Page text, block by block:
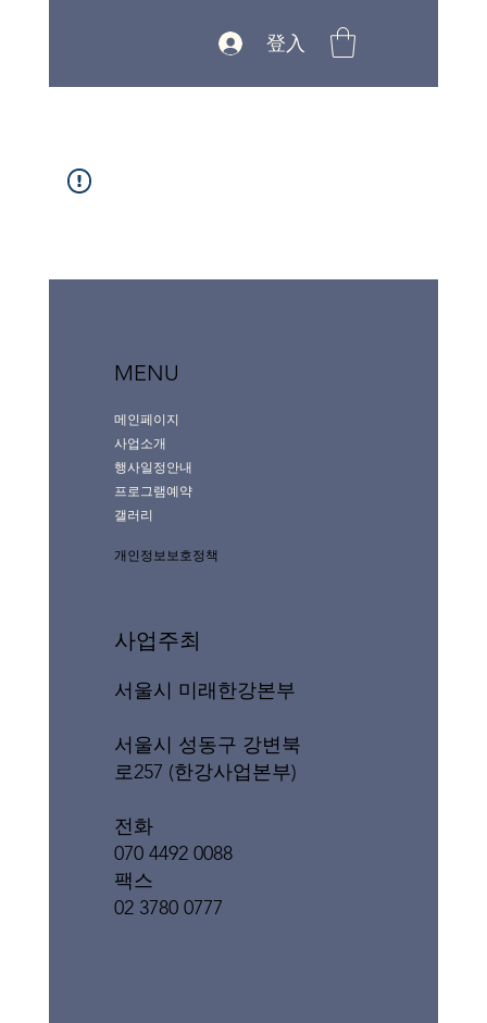
登入
MENU
메인페이지
사업소개
행사일정안내
프로그램예약
갤러리
개인정보보호정책
사업주최
서울시 미래한강본부
서울시 성동구 강변북
로257 (한강사업본부)
전화
070 4492 0088
팩스
02 3780 0777